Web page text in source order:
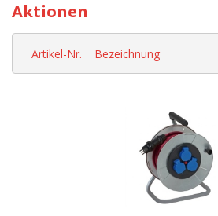
Aktionen
Artikel-Nr. Bezeichnung